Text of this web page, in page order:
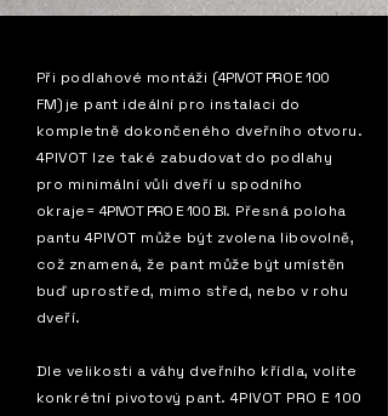
Při podlahové montáži (4PIVOT PRO E 100
FM) je pant ideální pro instalaci do
kompletně dokončeného dveřního otvoru.
4PIVOT lze také zabudovat do podlahy
pro minimální vůli dveří u spodního
okraje= 4PIVOT PRO E 100 BI. Přesná poloha
pantu 4PIVOT může být zvolena libovolně,
což znamená, že pant může být umístěn
buď uprostřed, mimo střed, nebo v rohu
dveří.
Dle velikosti a váhy dveřního křídla, volíte
konkrétní pivotový pant. 4PIVOT PRO E 100